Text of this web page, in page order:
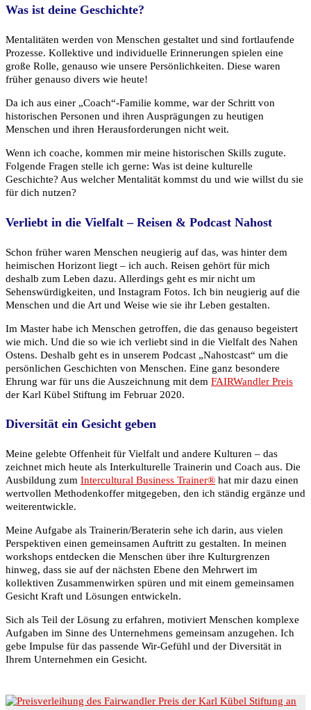
Was ist deine Geschichte?
Mentalitäten werden von Menschen gestaltet und sind fortlaufende
Prozesse. Kollektive und individuelle Erinnerungen spielen eine
große Rolle, genauso wie unsere Persönlichkeiten. Diese waren
früher genauso divers wie heute!
Da ich aus einer „Coach“-Familie komme, war der Schritt von
historischen Personen und ihren Ausprägungen zu heutigen
Menschen und ihren Herausforderungen nicht weit.
Wenn ich coache, kommen mir meine historischen Skills zugute.
Folgende Fragen stelle ich gerne: Was ist deine kulturelle
Geschichte? Aus welcher Mentalität kommst du und wie willst du sie
für dich nutzen?
Verliebt in die Vielfalt – Reisen & Podcast Nahost
Schon früher waren Menschen neugierig auf das, was hinter dem
heimischen Horizont liegt – ich auch. Reisen gehört für mich
deshalb zum Leben dazu. Allerdings geht es mir nicht um
Sehenswürdigkeiten, und Instagram Fotos. Ich bin neugierig auf die
Menschen und die Art und Weise wie sie ihr Leben gestalten.
Im Master habe ich Menschen getroffen, die das genauso begeistert
wie mich. Und die so wie ich verliebt sind in die Vielfalt des Nahen
Ostens. Deshalb geht es in unserem Podcast „Nahostcast“ um die
persönlichen Geschichten von Menschen. Eine ganz besondere
Ehrung war für uns die Auszeichnung mit dem FAIRWandler Preis
der Karl Kübel Stiftung im Februar 2020.
Diversität ein Gesicht geben
Meine gelebte Offenheit für Vielfalt und andere Kulturen – das
zeichnet mich heute als Interkulturelle Trainerin und Coach aus. Die
Ausbildung zum Intercultural Business Trainer® hat mir dazu einen
wertvollen Methodenkoffer mitgegeben, den ich ständig ergänze und
weiterentwickle.
Meine Aufgabe als Trainerin/Beraterin sehe ich darin, aus vielen
Perspektiven einen gemeinsamen Auftritt zu gestalten. In meinen
workshops entdecken die Menschen über ihre Kulturgrenzen
hinweg, dass sie auf der nächsten Ebene den Mehrwert im
kollektiven Zusammenwirken spüren und mit einem gemeinsamen
Gesicht Kraft und Lösungen entwickeln.
Sich als Teil der Lösung zu erfahren, motiviert Menschen komplexe
Aufgaben im Sinne des Unternehmens gemeinsam anzugehen. Ich
gebe Impulse für das passende Wir-Gefühl und der Diversität in
Ihrem Unternehmen ein Gesicht.